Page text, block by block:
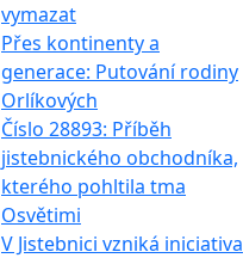
vymazat
Přes kontinenty a
generace: Putování rodiny
Orlíkových
Číslo 28893: Příběh
jistebnického obchodníka,
kterého pohltila tma
Osvětimi
V Jistebnici vzniká iniciativa